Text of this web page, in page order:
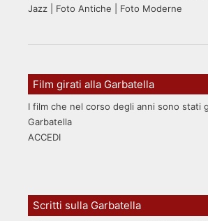
Jazz | Foto Antiche | Foto Moderne
Film girati alla Garbatella
I film che nel corso degli anni sono stati
Garbatella
ACCEDI
Scritti sulla Garbatella